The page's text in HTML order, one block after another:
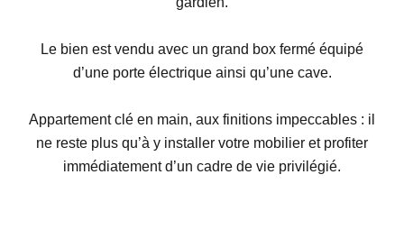
Le bien est vendu avec un grand box fermé équipé
d’une porte électrique ainsi qu’une cave.
Appartement clé en main, aux finitions impeccables : il
ne reste plus qu’à y installer votre mobilier et profiter
immédiatement d’un cadre de vie privilégié.